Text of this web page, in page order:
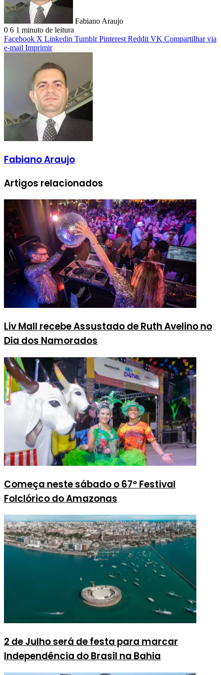
Fabiano Araujo
0 6 1 minuto de leitura
Facebook X Linkedin Tumblr Pinterest Reddit VK Compartilhar via
e-mail Imprimir
Fabiano Araujo
Artigos relacionados
Liv Mall recebe Assustado de Ruth Avelino no
Dia dos Namorados
Começa neste sábado o 67º Festival
Folclórico do Amazonas
2 de Julho será de festa para marcar
Independência do Brasil na Bahia